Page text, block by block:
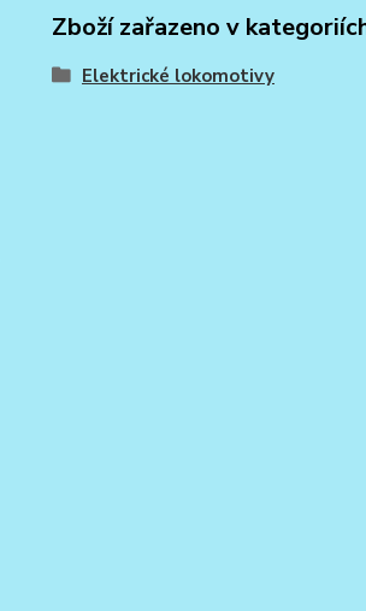
Zboží zařazeno v
Elektrické lokomotivy